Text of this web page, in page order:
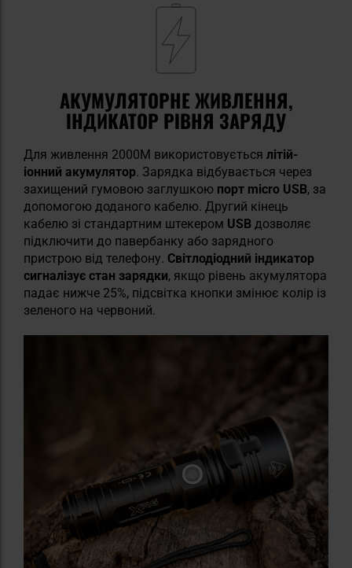
АКУМУЛЯТОРНЕ ЖИВЛЕННЯ,
ІНДИКАТОР РІВНЯ ЗАРЯДУ
Для живлення 2000M використовується літій-
іонний акумулятор. Зарядка відбувається через
захищений гумовою заглушкою порт micro USB, за
допомогою доданого кабелю. Другий кінець
кабелю зі стандартним штекером USB дозволяє
підключити до павербанку або зарядного
пристрою від телефону. Світлодіодний індикатор
сигналізує стан зарядки, якщо рівень акумулятора
падає нижче 25%, підсвітка кнопки змінює колір із
зеленого на червоний.